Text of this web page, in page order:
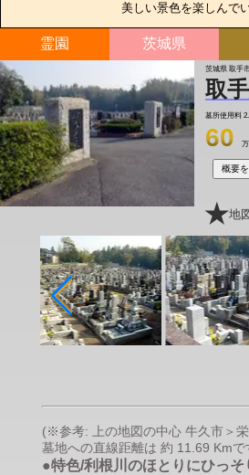
美しい景色を楽しんで
霊園 茨城県
茨城県 取手
取
墓所使用料
60
概要
地
(※参考: 上の地図の中心 牛久市＞
墓地への直線距離は 約 11.69 Kmで
●特色/利根川のほとりにひっ